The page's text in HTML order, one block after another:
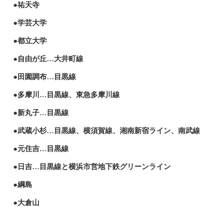
●祐天寺
●学芸大学
●都立大学
●自由が丘…大井町線
●田園調布…目黒線
●多摩川…目黒線、東急多摩川線
●新丸子…目黒線
●武蔵小杉…目黒線、横須賀線、湘南新宿ライン、南武線
●元住吉…目黒線
●日吉…目黒線と横浜市営地下鉄グリーンライン
●綱島
●大倉山